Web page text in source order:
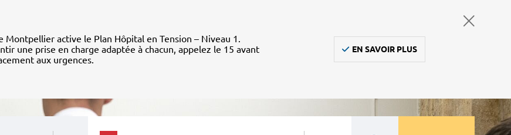
Montpellier active le Plan Hôpital en Tension – Niveau 1.
une prise en charge adaptée à chacun, appelez le 15 avant
aux urgences.
EN SAVOIR PLUS